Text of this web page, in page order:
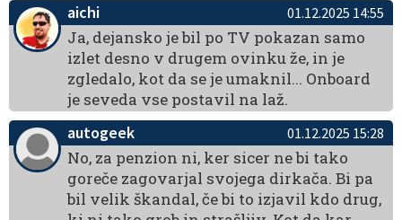
aichi
01.12.2025 14:55
Ja, dejansko je bil po TV pokazan samo
izlet desno v drugem ovinku že, in je
zgledalo, kot da se je umaknil... Onboard
je seveda vse postavil na laž.
autogeek
01.12.2025 15:28
No, za penzion ni, ker sicer ne bi tako
goreče zagovarjal svojega dirkača. Bi pa
bil velik škandal, če bi to izjavil kdo drug,